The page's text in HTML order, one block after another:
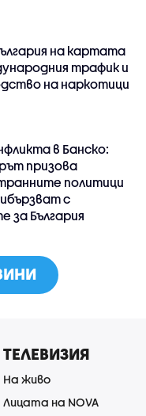
на картата
трафик и
на наркотици
в Банско:
призова
политици
с
за България
ТЕЛЕВИЗИЯ
На живо
Лицата на NOVA